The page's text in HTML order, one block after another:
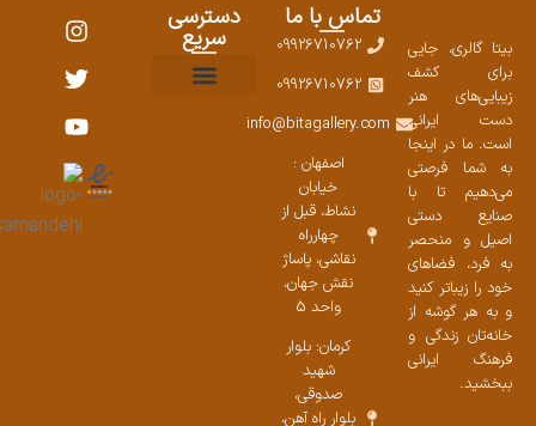
بیتا گالری، جایی
برای کشف
زیبایی‌های هنر
دست ایرانی
است. ما در اینجا
به شما فرصتی
می‌دهیم تا با
صنایع دستی
اصیل و منحصر
به فرد، فضاهای
خود را زیباتر کنید
و به هر گوشه از
خانه‌تان زندگی و
فرهنگ ایرانی
ببخشید.
تماس با ما
09926710762
09926710762
info@bitagallery.com
اصفهان :
خیابان
نشاط، قبل از
چهارراه
نقاشی، پاساژ
نقش جهان،
واحد 5
کرمان: بلوار
شهید
صدوقی،
بلوار راه آهن،
دسترسی
سریع